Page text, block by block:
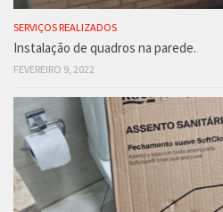
SERVIÇOS REALIZADOS
Instalação de quadros na parede.
FEVEREIRO 9, 2022